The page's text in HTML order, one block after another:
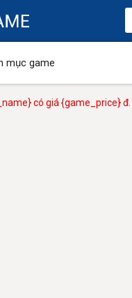
mục game
có giá {game_price}